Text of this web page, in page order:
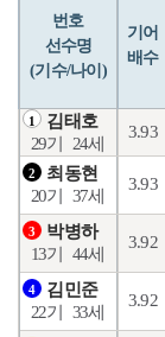
번호
선수명
(기수/나이)
기어
배수
1
김태호
29기
24세
3.93
2
최동현
20기
37세
3.93
3
박병하
13기
44세
3.92
4
김민준
22기
33세
3.92